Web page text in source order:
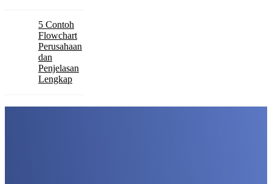
5 Contoh
Flowchart
Perusahaan
dan
Penjelasan
Lengkap